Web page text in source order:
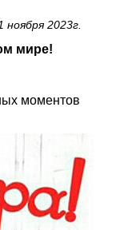
2023г.
мире!
моментов